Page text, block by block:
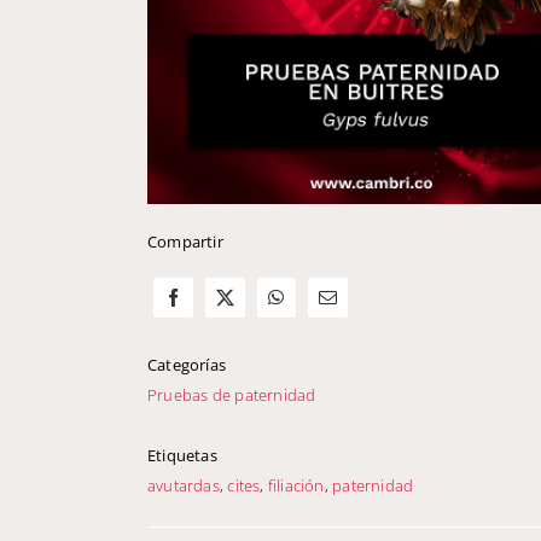
Compartir
Categorías
Pruebas de paternidad
Etiquetas
avutardas,cites, filiación, paternidad